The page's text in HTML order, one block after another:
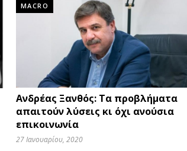
MACRO
Ανδρέας Ξανθός: Τα προβλήματα
απαιτούν λύσεις κι όχι ανούσια
επικοινωνία
27 Ιανουαρίου, 2020